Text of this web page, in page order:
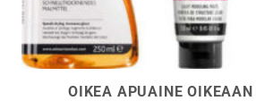
OIKEA APUAINE